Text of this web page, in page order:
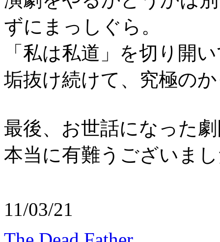
ずにまっしぐら。
「私は私道」を切り開
垢抜け続けて、究極の
最後、お世話になった
本当に有難うございま
11/03/21